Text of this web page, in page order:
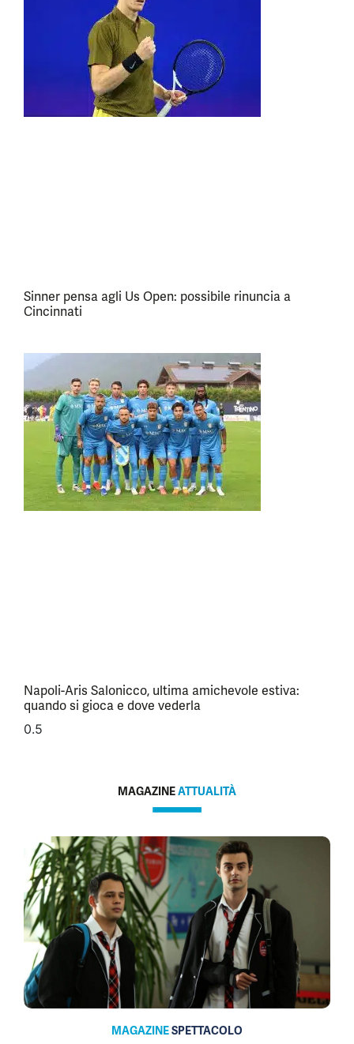
Sinner pensa agli Us Open: possibile rinuncia a
Cincinnati
Napoli-Aris Salonicco, ultima amichevole estiva:
quando si gioca e dove vederla
MAGAZINEATTUALITÀ
MAGAZINESPETTACOLO